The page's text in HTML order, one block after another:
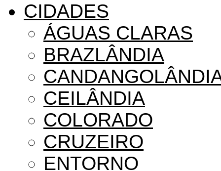
CIDADES
ÁGUAS CLARAS
BRAZLÂNDIA
CEILÂNDIA
COLORADO
CRUZEIRO
ENTORNO